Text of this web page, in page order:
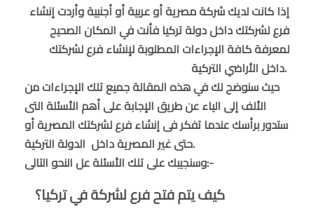
إذا كانت لديك شركة مصرية أو عربية أو أجنبية وأردت إنشاء
فرع لشركتك داخل دولة تركيا فأنت في المكان الصحيح
لمعرفة كافة الإجراءات المطلوبة لإنشاء فرع لشركتك
داخل الأراضي التركية.
حيث سنوضح لك في هذه المقالة جميع تلك الإجراءات من
الألف إلى الياء عن طريق الإجابة على أهم الأسئلة التى
ستدور برأسك عندما تفكر فى إنشاء فرع لشركتك المصرية أو
حتى غير المصرية داخل الدولة التركية.
وسنجيبك على تلك الأسئلة عل النحو التالى:-
كيف يتم فتح فرع لشركة في تركيا؟